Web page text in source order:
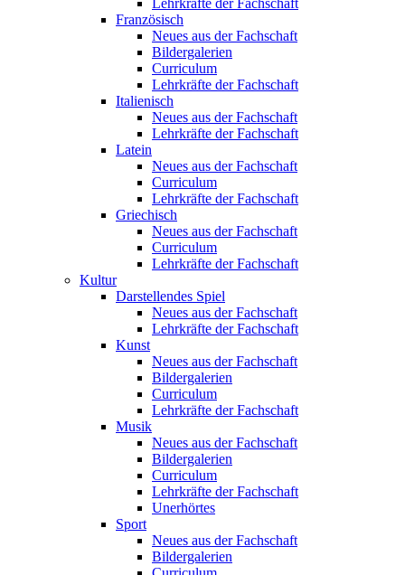
Lehrkräfte der Fachschaft
Französisch
Neues aus der Fachschaft
Bildergalerien
Curriculum
Lehrkräfte der Fachschaft
Italienisch
Neues aus der Fachschaft
Lehrkräfte der Fachschaft
Latein
Neues aus der Fachschaft
Curriculum
Lehrkräfte der Fachschaft
Griechisch
Neues aus der Fachschaft
Curriculum
Lehrkräfte der Fachschaft
Kultur
Darstellendes Spiel
Neues aus der Fachschaft
Lehrkräfte der Fachschaft
Kunst
Neues aus der Fachschaft
Bildergalerien
Curriculum
Lehrkräfte der Fachschaft
Musik
Neues aus der Fachschaft
Bildergalerien
Curriculum
Lehrkräfte der Fachschaft
Unerhörtes
Sport
Neues aus der Fachschaft
Bildergalerien